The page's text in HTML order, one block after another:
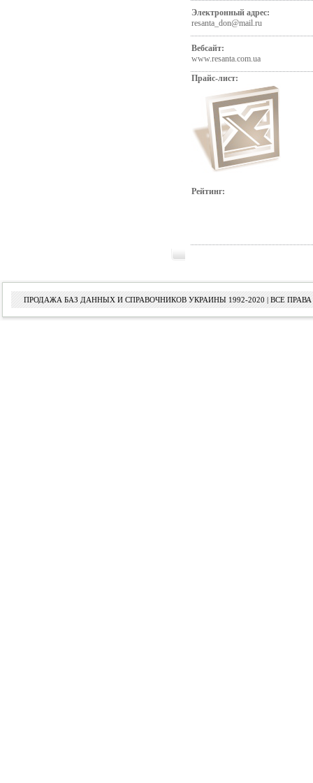
Электронный адрес:
resanta_don@mail.ru
Вебсайт:
www.resanta.com.ua
Прайс-лист:
Рейтинг:
ПРОДАЖА БАЗ ДАННЫХ И СПРАВОЧНИКОВ УКРАИНЫ 1992-2020 | ВСЕ